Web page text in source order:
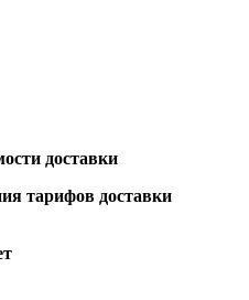
доставки
тарифов доставки